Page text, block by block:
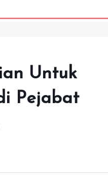
Untuk
Pejabat